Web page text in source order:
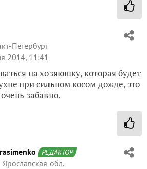
Петербург
2014, 11:41
на хозяюшку, которая будет
при сильном косом дожде, это
забавно.
РЕДАКТОР
Ярославская обл.